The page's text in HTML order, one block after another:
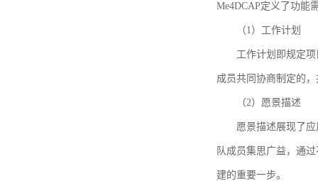
Me4DCAP定义了功能
（1）工作计划
工作计划即规定
成员共同协商制定的
（2）愿景描述
愿景描述展现了
队成员集思广益，通
建的重要一步。